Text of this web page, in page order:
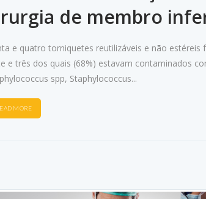
de membro
e quatro torniquetes reutilizáveis e não
e três dos quais (68%) estavam contaminados
spp, Staphylococcus...
MORE